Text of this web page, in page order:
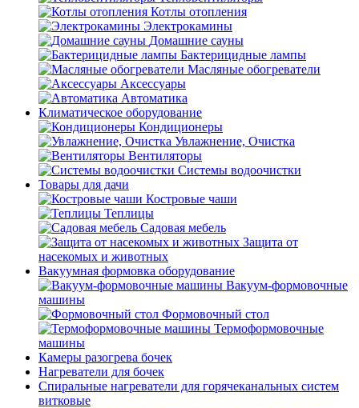
Котлы отопления
Электрокамины
Домашние сауны
Бактерицидные лампы
Масляные обогреватели
Аксессуары
Автоматика
Климатическое оборудование
Кондиционеры
Увлажнение, Очистка
Вентиляторы
Системы водоочистки
Товары для дачи
Костровые чаши
Теплицы
Садовая мебель
Защита от
насекомых и животных
Вакуумная формовка оборудование
Вакуум-формовочные
машины
Формовочный стол
Термоформовочные
машины
Камеры разогрева бочек
Нагреватели для бочек
Спиральные нагреватели для горячеканальных систем
витковые